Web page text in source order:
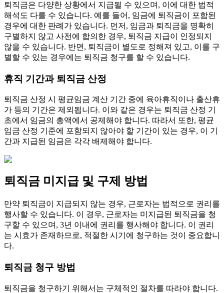
퇴직금은 다양한 상황에서 지급될 수 있으며, 이에 대한 법적
해석도 다를 수 있습니다. 예를 들어, 임금에 퇴직금이 포함된
경우에 대한 판례가 있습니다. 먼저, 임금과 퇴직금을 명확히
구별하지 않고 사전에 합의한 경우, 퇴직금 지급이 인정되지
않을 수 있습니다. 반면, 퇴직금이 별도로 정해져 있고, 이를 구
별할 수 있는 경우에는 퇴직금 청구를 할 수 있습니다.
휴직 기간과 퇴직금 산정
퇴직금 산정 시 평균임금 계산 기간 중에 육아휴직이나 출산휴
가 등의 기간은 제외됩니다. 이와 같은 경우는 퇴직금 산정 기
초에서 임금의 총액에서 공제해야 합니다. 따라서 또한, 평균
임금 산정 기준에 포함되지 않아야 할 기간이 있는 경우, 이 기
간과 지급된 임금은 각각 배제해야 합니다.
퇴직금 미지급 및 구제 방법
만약 퇴직금이 지급되지 않는 경우, 근로자는 법적으로 권리를
행사할 수 있습니다. 이 경우, 근로자는 미지급된 퇴직금을 청
구할 수 있으며, 3년 이내에 권리를 행사해야 합니다. 이 권리
는 시효가 존재하므로, 적절한 시기에 청구하는 것이 중요합니
다.
퇴직금 청구 방법
퇴직금을 청구하기 위해서는 구체적인 절차를 따라야 합니다.